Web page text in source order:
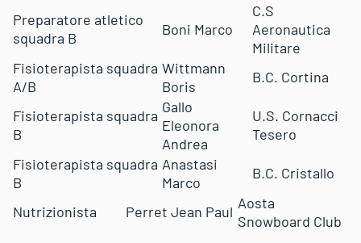
Preparatore atletico
squadra B
Boni Marco
C.S
Aeronautica
Militare
Fisioterapista squadra
A/B
Wittmann
Boris
B.C. Cortina
Fisioterapista squadra
B
Gallo
Eleonora
Andrea
U.S. Cornacci
Tesero
Fisioterapista squadra
B
Anastasi
Marco
B.C. Cristallo
Nutrizionista Perret Jean Paul Aosta
Snowboard Club